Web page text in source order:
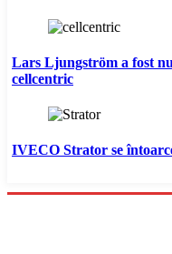
Lars Ljungström a fost
cellcentric
IVECO Strator se